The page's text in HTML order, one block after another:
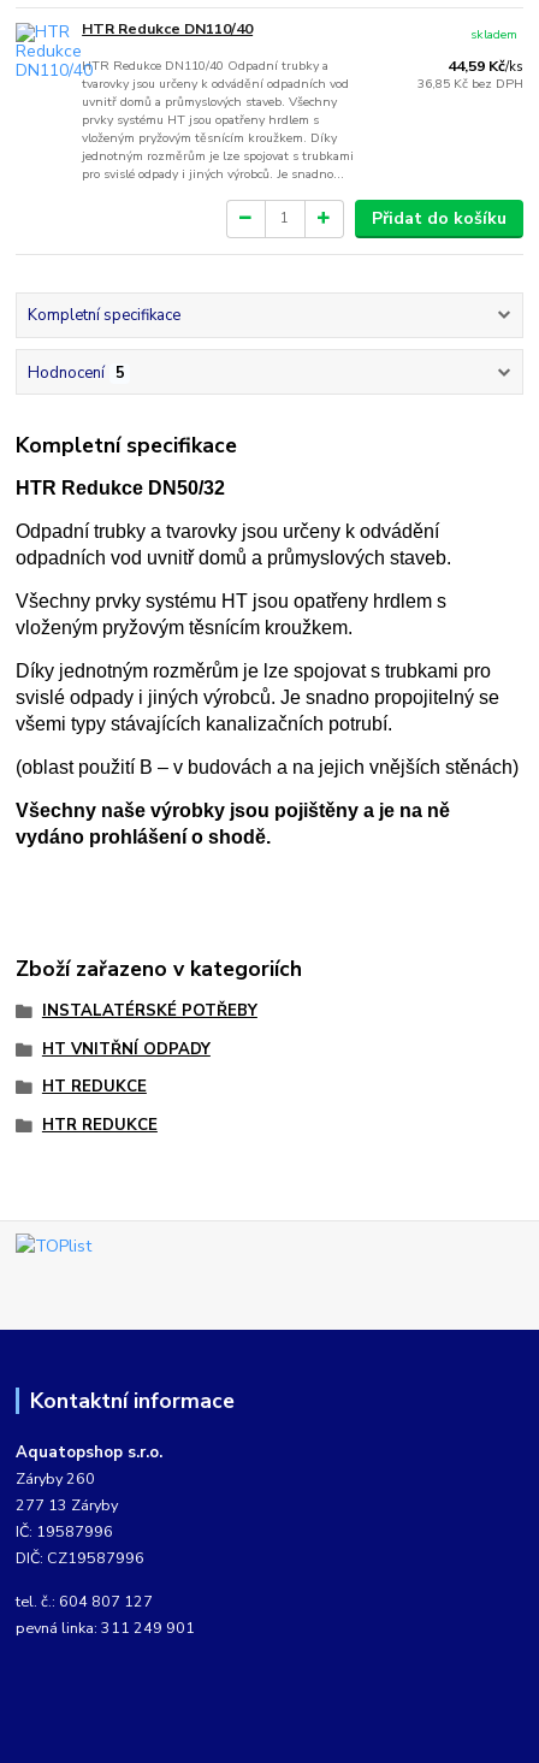
HTR Redukce DN110/40
HTR Redukce DN110/40 Odpadní trubky a
tvarovky jsou určeny k odvádění odpadních vod
uvnitř domů a průmyslových staveb. Všechny
prvky systému HT jsou opatřeny hrdlem s
vloženým pryžovým těsnícím kroužkem. Díky
jednotným rozměrům je lze spojovat s trubkami
pro svislé odpady i jiných výrobců. Je snadno...
44,59 Kč/ks
36,85 Kč bez DPH
skladem
Přidat do košíku
Kompletní specifikace
Hodnocení 5
Kompletní specifikace
HTR Redukce DN50/32
Odpadní trubky a tvarovky jsou určeny k odvádění
odpadních vod uvnitř domů a průmyslových staveb.
Všechny prvky systému HT jsou opatřeny hrdlem s
vloženým pryžovým těsnícím kroužkem.
Díky jednotným rozměrům je lze spojovat s trubkami pro
svislé odpady i jiných výrobců. Je snadno propojitelný se
všemi typy stávajících kanalizačních potrubí.
(oblast použití B – v budovách a na jejich vnějších stěnách)
Všechny naše výrobky jsou pojištěny a je na ně
vydáno prohlášení o shodě.
Zboží zařazeno v kategoriích
INSTALATÉRSKÉ POTŘEBY
HT VNITŘNÍ ODPADY
HT REDUKCE
HTR REDUKCE
Kontaktní informace
Aquatopshop s.r.o.
Záryby 260
277 13 Záryby
IČ: 19587996
DIČ: CZ19587996
tel. č.: 604 807 127
pevná linka: 311 249 901